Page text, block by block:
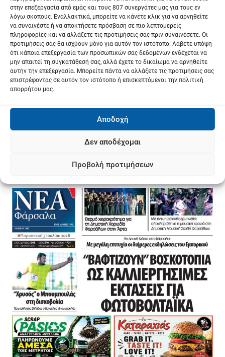
στην επεξεργασία από εμάς και τους 807 συνεργάτες μας για τους εν
λόγω σκοπούς. Εναλλακτικά, μπορείτε να κάνετε κλικ για να αρνηθείτε
να συναινέστε ή να αποκτήσετε πρόσβαση σε πιο λεπτομερείς
πληροφορίες και να αλλάξετε τις προτιμήσεις σας πριν συναινέσετε. Οι
προτιμήσεις σας θα ισχύουν μόνο για αυτόν τον ιστότοπο. Λάβετε υπόψη
ότι κάποια επεξεργασία των προσωπικών σας δεδομένων ενδέχεται να
μην απαιτεί τη συγκατάθεσή σας, αλλά έχετε το δικαίωμα να αρνηθείτε
αυτήν την επεξεργασία. Μπορείτε πάντα να αλλάξετε τις προτιμήσεις σας
επιστρέφοντας σε αυτόν τον ιστότοπο ή επισκεπτόμενοι την πολιτική
απορρήτου μας.
Αποδοχή
Δεν αποδέχομαι
Προβολή προτιμήσεων